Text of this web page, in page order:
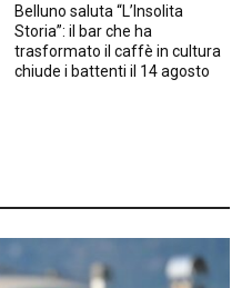
Belluno saluta “L’Insolita
Storia”: il bar che ha
trasformato il caffè in cultura
chiude i battenti il 14 agosto